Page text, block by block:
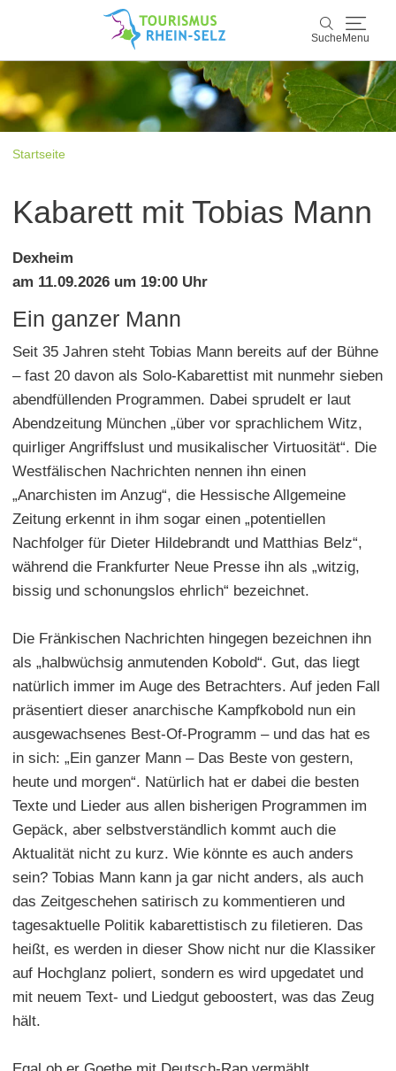
Suche Menu
Suche
Rhein-Selz
Buchen & Service
Startseite
Kabarett mit Tobias Mann
Dexheim
am 11.09.2026 um 19:00 Uhr
Ein ganzer Mann
Seit 35 Jahren steht Tobias Mann bereits auf der Bühne
– fast 20 davon als Solo-Kabarettist mit nunmehr sieben
abendfüllenden Programmen. Dabei sprudelt er laut
Abendzeitung München „über vor sprachlichem Witz,
quirliger Angriffslust und musikalischer Virtuosität“. Die
Westfälischen Nachrichten nennen ihn einen
„Anarchisten im Anzug“, die Hessische Allgemeine
Zeitung erkennt in ihm sogar einen „potentiellen
Nachfolger für Dieter Hildebrandt und Matthias Belz“,
während die Frankfurter Neue Presse ihn als „witzig,
bissig und schonungslos ehrlich“ bezeichnet.
Die Fränkischen Nachrichten hingegen bezeichnen ihn
als „halbwüchsig anmutenden Kobold“. Gut, das liegt
natürlich immer im Auge des Betrachters. Auf jeden Fall
präsentiert dieser anarchische Kampfkobold nun ein
ausgewachsenes Best-Of-Programm – und das hat es
in sich: „Ein ganzer Mann – Das Beste von gestern,
heute und morgen“. Natürlich hat er dabei die besten
Texte und Lieder aus allen bisherigen Programmen im
Gepäck, aber selbstverständlich kommt auch die
Aktualität nicht zu kurz. Wie könnte es auch anders
sein? Tobias Mann kann ja gar nicht anders, als auch
das Zeitgeschehen satirisch zu kommentieren und
tagesaktuelle Politik kabarettistisch zu filetieren. Das
heißt, es werden in dieser Show nicht nur die Klassiker
auf Hochglanz poliert, sondern es wird upgedatet und
mit neuem Text- und Liedgut geboostert, was das Zeug
hält.